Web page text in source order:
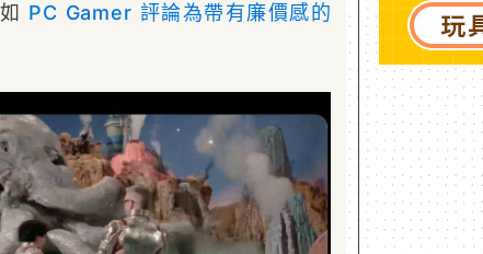
PC Gamer 評論為帶有廉價感的